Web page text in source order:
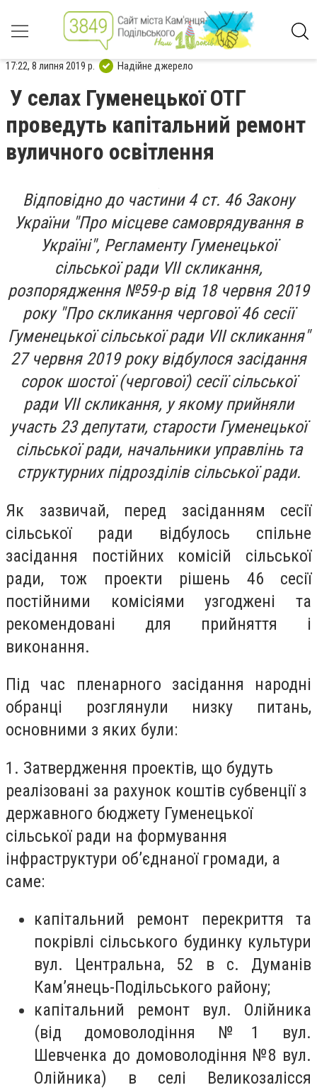
17:22, 8 липня 2019 р. Надійне джерело
У селах Гуменецької ОТГ
проведуть капітальний ремонт
вуличного освітлення
Відповідно до частини 4 ст. 46 Закону
України "Про місцеве самоврядування в
Україні", Регламенту Гуменецької
сільської ради VII скликання,
розпорядження №59-р від 18 червня 2019
року "Про скликання чергової 46 сесії
Гуменецької сільської ради VII скликання"
27 червня 2019 року відбулося засідання
сорок шостої (чергової) сесії сільської
ради VII скликання, у якому прийняли
участь 23 депутати, старости Гуменецької
сільської ради, начальники управлінь та
структурних підрозділів сільської ради.
Як зазвичай, перед засіданням сесії
сільської ради відбулось спільне
засідання постійних комісій сільської
ради, тож проекти рішень 46 сесії
постійними комісіями узгоджені та
рекомендовані для прийняття і
виконання.
Під час пленарного засідання народні
обранці розглянули низку питань,
основними з яких були:
1. Затвердження проектів, що будуть
реалізовані за рахунок коштів субвенції з
державного бюджету Гуменецької
сільської ради на формування
інфраструктури об’єднаної громади, а
саме:
капітальний ремонт перекриття та
покрівлі сільського будинку культури
вул. Центральна, 52 в с. Думанів
Кам’янець-Подільського району;
капітальний ремонт вул. Олійника
(від домоволодіння №1 вул.
Шевченка до домоволодіння №8 вул.
Олійника) в селі Великозалісся